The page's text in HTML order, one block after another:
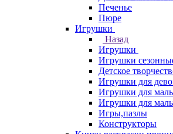
Печенье
Пюре
Игрушки
Назад
Игрушки
Игрушки
Детское
Игрушки для
Игрушки для
Игрушки для
Игры,пазлы
Конструкторы